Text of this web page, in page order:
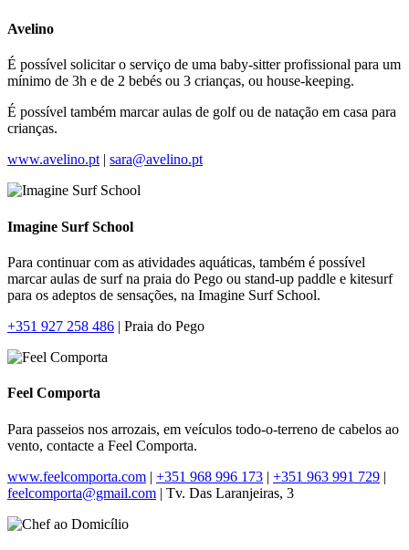
Avelino
É possível solicitar o serviço de uma baby-sitter profissional para um
mínimo de 3h e de 2 bebés ou 3 crianças, ou house-keeping.
É possível também marcar aulas de golf ou de natação em casa para
crianças.
www.avelino.pt| sara@avelino.pt
Imagine Surf School
Para continuar com as atividades aquáticas, também é possível
marcar aulas de surf na praia do Pego ou stand-up paddle e kitesurf
para os adeptos de sensações, na Imagine Surf School.
+351 927 258 486 | Praia do Pego
Feel Comporta
Para passeios nos arrozais, em veículos todo-o-terreno de cabelos ao
vento, contacte a Feel Comporta.
www.feelcomporta.com | +351 968 996 173 | +351 963 991 729 |
feelcomporta@gmail.com | Tv. Das Laranjeiras, 3